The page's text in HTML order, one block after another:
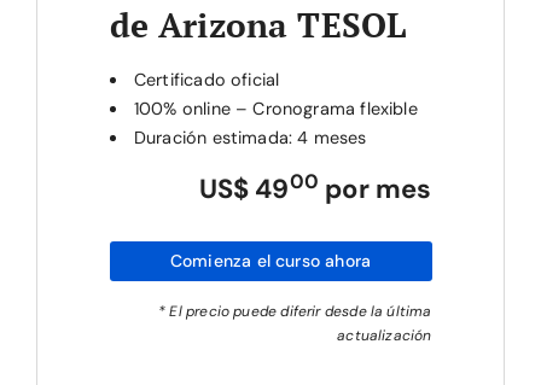
de Arizona TESOL
Certificado oficial
100% online – Cronograma flexible
Duración estimada: 4 meses
US$ 4900 por mes
Comienza el curso ahora
* El precio puede diferir desde la última
actualización